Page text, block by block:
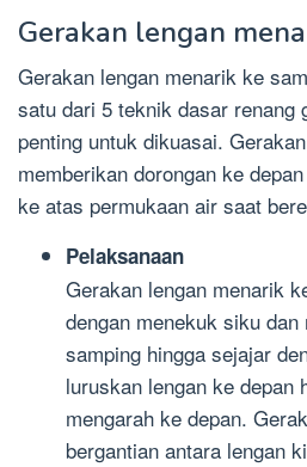
Gerakan lengan
Gerakan lengan menarik ke
satu dari 5 teknik dasar renang
penting untuk dikuasai.
memberikan dorongan ke
ke atas permukaan air saat
Pelaksanaan
Gerakan lengan menarik
dengan menekuk siku
samping hingga sejajar
luruskan lengan ke depan
mengarah ke depan.
bergantian antara lengan